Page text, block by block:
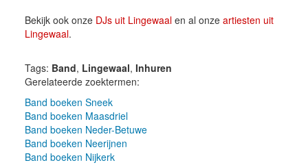
Bekijk ook onze DJs uit Lingewaalen al onze artiesten uit
Lingewaal.
Tags: Band, Lingewaal, Inhuren
Gerelateerde zoektermen:
Band boeken Sneek
Band boeken Maasdriel
Band boeken Neder-Betuwe
Band boeken Neerijnen
Band boeken Nijkerk